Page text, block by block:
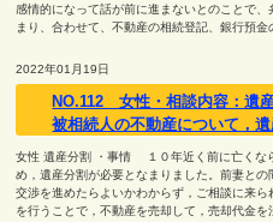
感情的になって話が前に進まないとのことで
まり、合わせて、不動産の相続登記、銀行預
2022年01月19日
NO.112 女性・相談内容：遺
被相続人の不動産について，
女性 遺産分割 ・事情 １０年近く前に亡くな
め，遺産分割が必要となまりました。前妻と
交渉を進めたらよいかわからず，ご相談に
を行うことで，不動産を売却して，売却代金を